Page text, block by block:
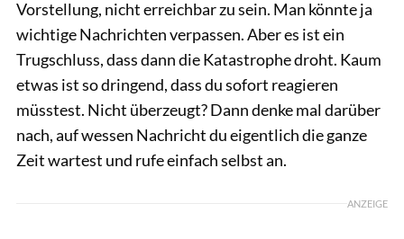
Vorstellung, nicht erreichbar zu sein. Man könnte ja
wichtige Nachrichten verpassen. Aber es ist ein
Trugschluss, dass dann die Katastrophe droht. Kaum
etwas ist so dringend, dass du sofort reagieren
müsstest. Nicht überzeugt? Dann denke mal darüber
nach, auf wessen Nachricht du eigentlich die ganze
Zeit wartest und rufe einfach selbst an.
ANZEIGE